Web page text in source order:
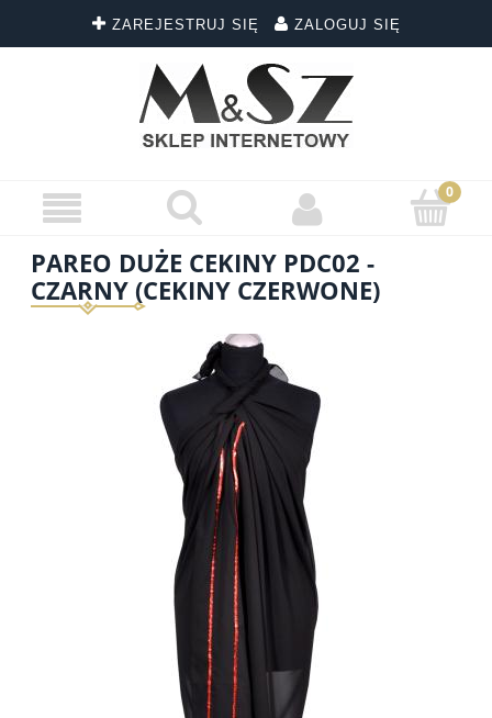
ZAREJESTRUJ SIĘ ZALOGUJ SIĘ
PAREO DUŻE CEKINY PDC02 -
CZARNY (CEKINY CZERWONE)